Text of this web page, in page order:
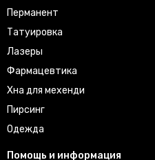
Перманент
Татуировка
Лазеры
Фармацевтика
Хна для мехенди
Пирсинг
Одежда
Помощь и информация